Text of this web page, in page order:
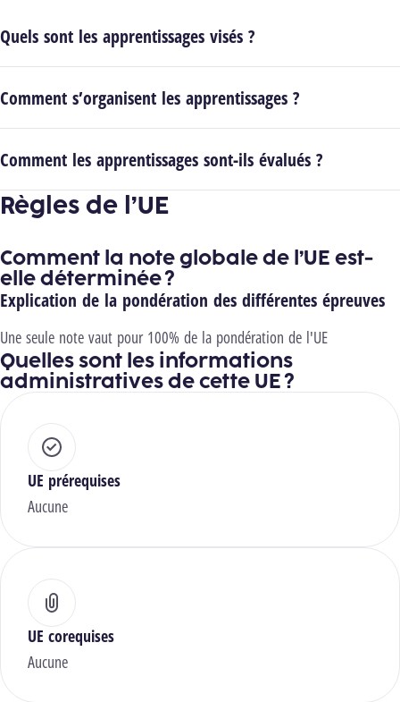
Quels sont les apprentissages visés ?
Comment s’organisent les apprentissages ?
Comment les apprentissages sont-ils évalués ?
Règles de l’UE
Comment la note globale de l’UE est-
elle déterminée ?
Explication de la pondération des différentes épreuves
Une seule note vaut pour 100% de la pondération de l'UE
Quelles sont les informations
administratives de cette UE ?
UE prérequises
Aucune
UE corequises
Aucune